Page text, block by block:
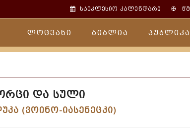
საეკლესიო კალენდარი ✠
ლოცვანი ბიბლია
და სული
(ვოინო-იასენეცკი)